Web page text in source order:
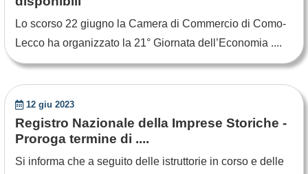
Lo scorso 22 giugno la Camera di Commercio di Como-
Lecco ha organizzato la 21° Giornata dell’Economia ....
12 giu 2023
Registro Nazionale della Imprese Storiche -
Proroga termine di ....
Si informa che a seguito delle istruttorie in corso e delle